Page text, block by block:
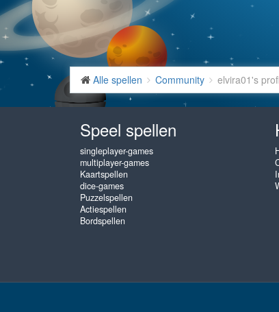
Alle spellen Community elvira01's
Speel spellen
singleplayer-games
multiplayer-games
Kaartspellen
dice-games
Puzzelspellen
Actiespellen
Bordspellen